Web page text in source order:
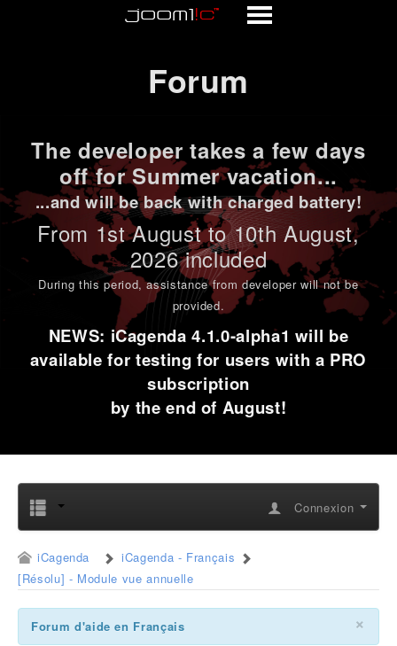
Forum
The developer takes a few days
off for Summer vacation...
...and will be back with charged battery!
From 1stAugust to 10th August,
2026 included
During this period,assistance from developer will not be
provided.
NEWS: iCagenda 4.1.0-alpha1 will be
available for testing for users with a PRO
subscription
by the end of August!
Connexion
iCagenda
iCagenda - Français
[Résolu] - Module vue annuelle
×
Forum d'aide en Français